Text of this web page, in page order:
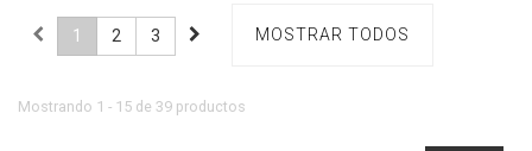
MOSTRAR TODOS
1 2 3
Mostrando 1 - 15 de 39 productos